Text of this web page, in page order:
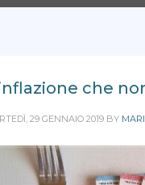
che
29 GENNAIO 2019 BY